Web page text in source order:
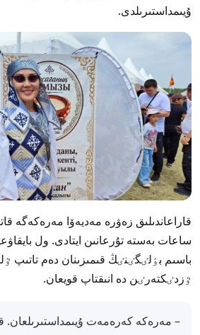
ۇيىمداستىرىلدى.
قاراعاندىلىق زەۋرە مەديەۆا مەرەكەگە
ساعات بەستە تۇرعانىن ايتادى. ول
باسىم بٶلٸگٸنٸڭ قىمىزىنان دەم
ٷزدٸكتەرٸن دە انىقتاپ قويعان.
– مەرەكە كەرەمەت ۇيىمداستىرىلعان.